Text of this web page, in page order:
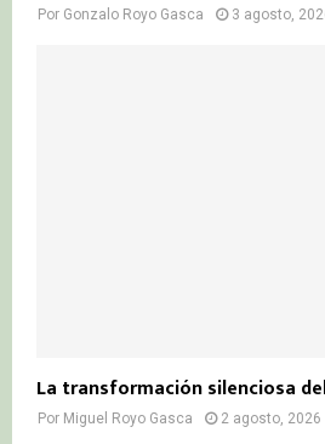
Por Gonzalo Royo Gasca 3 agosto,
La transformación silenciosa
Por Miguel Royo Gasca 2 agosto, 2026